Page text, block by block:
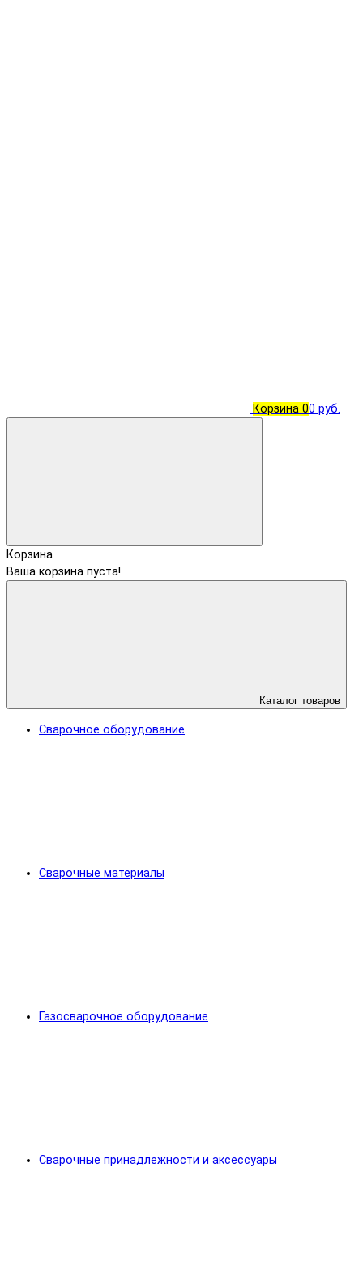
Корзина 00 руб.
Корзина
Ваша корзина пуста!
Каталог товаров
Сварочное оборудование
Сварочные материалы
Газосварочное оборудование
Сварочные принадлежности и аксессуары